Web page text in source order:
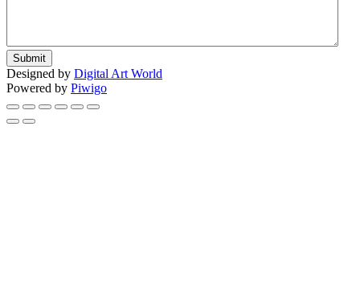
Submit
Designed by Digital Art World
Powered by Piwigo